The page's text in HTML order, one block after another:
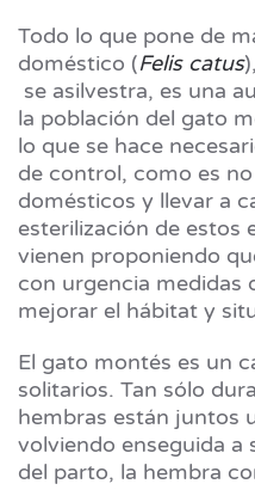
Todo lo que pone de
doméstico (Felis catus
se asilvestra, es una
la población del gato
lo que se hace
de control, como es
domésticos y llevar a
esterilización de estos
vienen proponiendo
con urgencia medidas
mejorar el hábitat y
El gato montés es un
solitarios. Tan sólo
hembras están juntos
volviendo enseguida a
del parto, la hembra